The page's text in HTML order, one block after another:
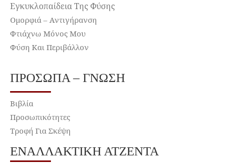
Εγκυκλοπαίδεια Της Φύσης
Ομορφιά – Αντιγήρανση
Φτιάχνω Μόνος Μου
Φύση Και Περιβάλλον
ΠΡΌΣΩΠΑ – ΓΝΏΣΗ
Βιβλία
Προσωπικότητες
Τροφή Για Σκέψη
ΕΝΑΛΛΑΚΤΙΚΉ ΑΤΖΈΝΤΑ